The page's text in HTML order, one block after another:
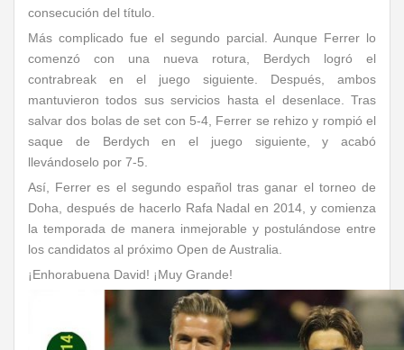
consecución del título.
Más complicado fue el segundo parcial. Aunque Ferrer lo
comenzó con una nueva rotura, Berdych logró el
contrabreak en el juego siguiente. Después, ambos
mantuvieron todos sus servicios hasta el desenlace. Tras
salvar dos bolas de set con 5-4, Ferrer se rehizo y rompió el
saque de Berdych en el juego siguiente, y acabó
llevándoselo por 7-5.
Así, Ferrer es el segundo español tras ganar el torneo de
Doha, después de hacerlo Rafa Nadal en 2014, y comienza
la temporada de manera inmejorable y postulándose entre
los candidatos al próximo Open de Australia.
¡Enhorabuena David! ¡Muy Grande!